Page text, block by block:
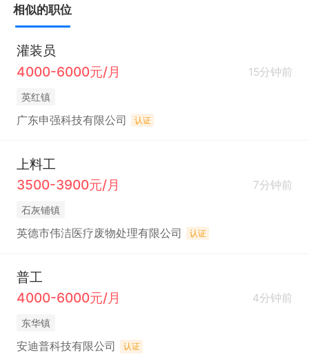
相似的职位
灌装员
4000-6000元/月
15分钟前
英红镇
广东申强科技有限公司 认证
上料工
3500-3900元/月
7分钟前
石灰铺镇
英德市伟洁医疗废物处理有限公司 认证
普工
4000-6000元/月
4分钟前
东华镇
安迪普科技有限公司 认证